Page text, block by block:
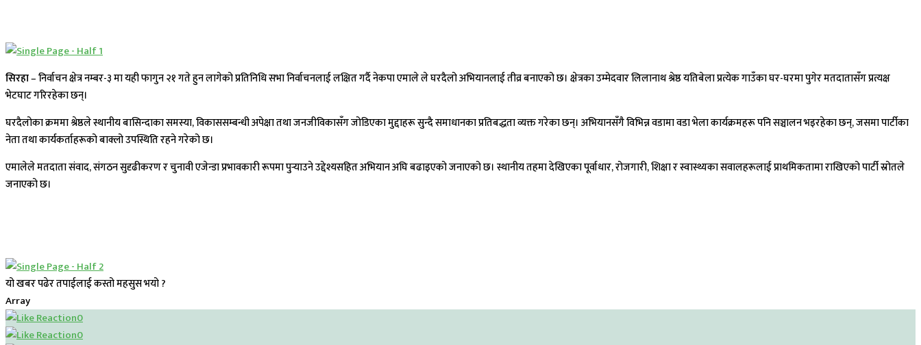
सिरहा– निर्वाचन क्षेत्र नम्बर-३ मा यही फागुन २१ गते हुन लागेको प्रतिनिधि सभा निर्वाचनलाई लक्षित गर्दै नेकपा एमाले ले घरदैलो अभियानलाई तीव्र बनाएको छ। क्षेत्रका उम्मेदवार लिलानाथ श्रेष्ठ यतिबेला प्रत्येक गाउँका घर-घरमा पुगेर मतदातासँग प्रत्यक्ष
भेटघाट गरिरहेका छन्।
घरदैलोका क्रममा श्रेष्ठले स्थानीय बासिन्दाका समस्या, विकाससम्बन्धी अपेक्षा तथा जनजीविकासँग जोडिएका मुद्दाहरू सुन्दै समाधानका प्रतिबद्धता व्यक्त गरेका छन्। अभियानसँगै विभिन्न वडामा वडा भेला कार्यक्रमहरू पनि सञ्चालन भइरहेका छन्, जसमा पार्टीका
नेता तथा कार्यकर्ताहरूको बाक्लो उपस्थिति रहने गरेको छ।
एमालेले मतदाता संवाद, संगठन सुदृढीकरण र चुनावी एजेन्डा प्रभावकारी रूपमा पुर्‍याउने उद्देश्यसहित अभियान अघि बढाइएको जनाएको छ। स्थानीय तहमा देखिएका पूर्वाधार, रोजगारी, शिक्षा र स्वास्थ्यका सवालहरूलाई प्राथमिकतामा राखिएको पार्टी स्रोतले
जनाएको छ।
यो खबर पढेर तपाईलाई कस्तो महसुस भयो ?
Array
0
0